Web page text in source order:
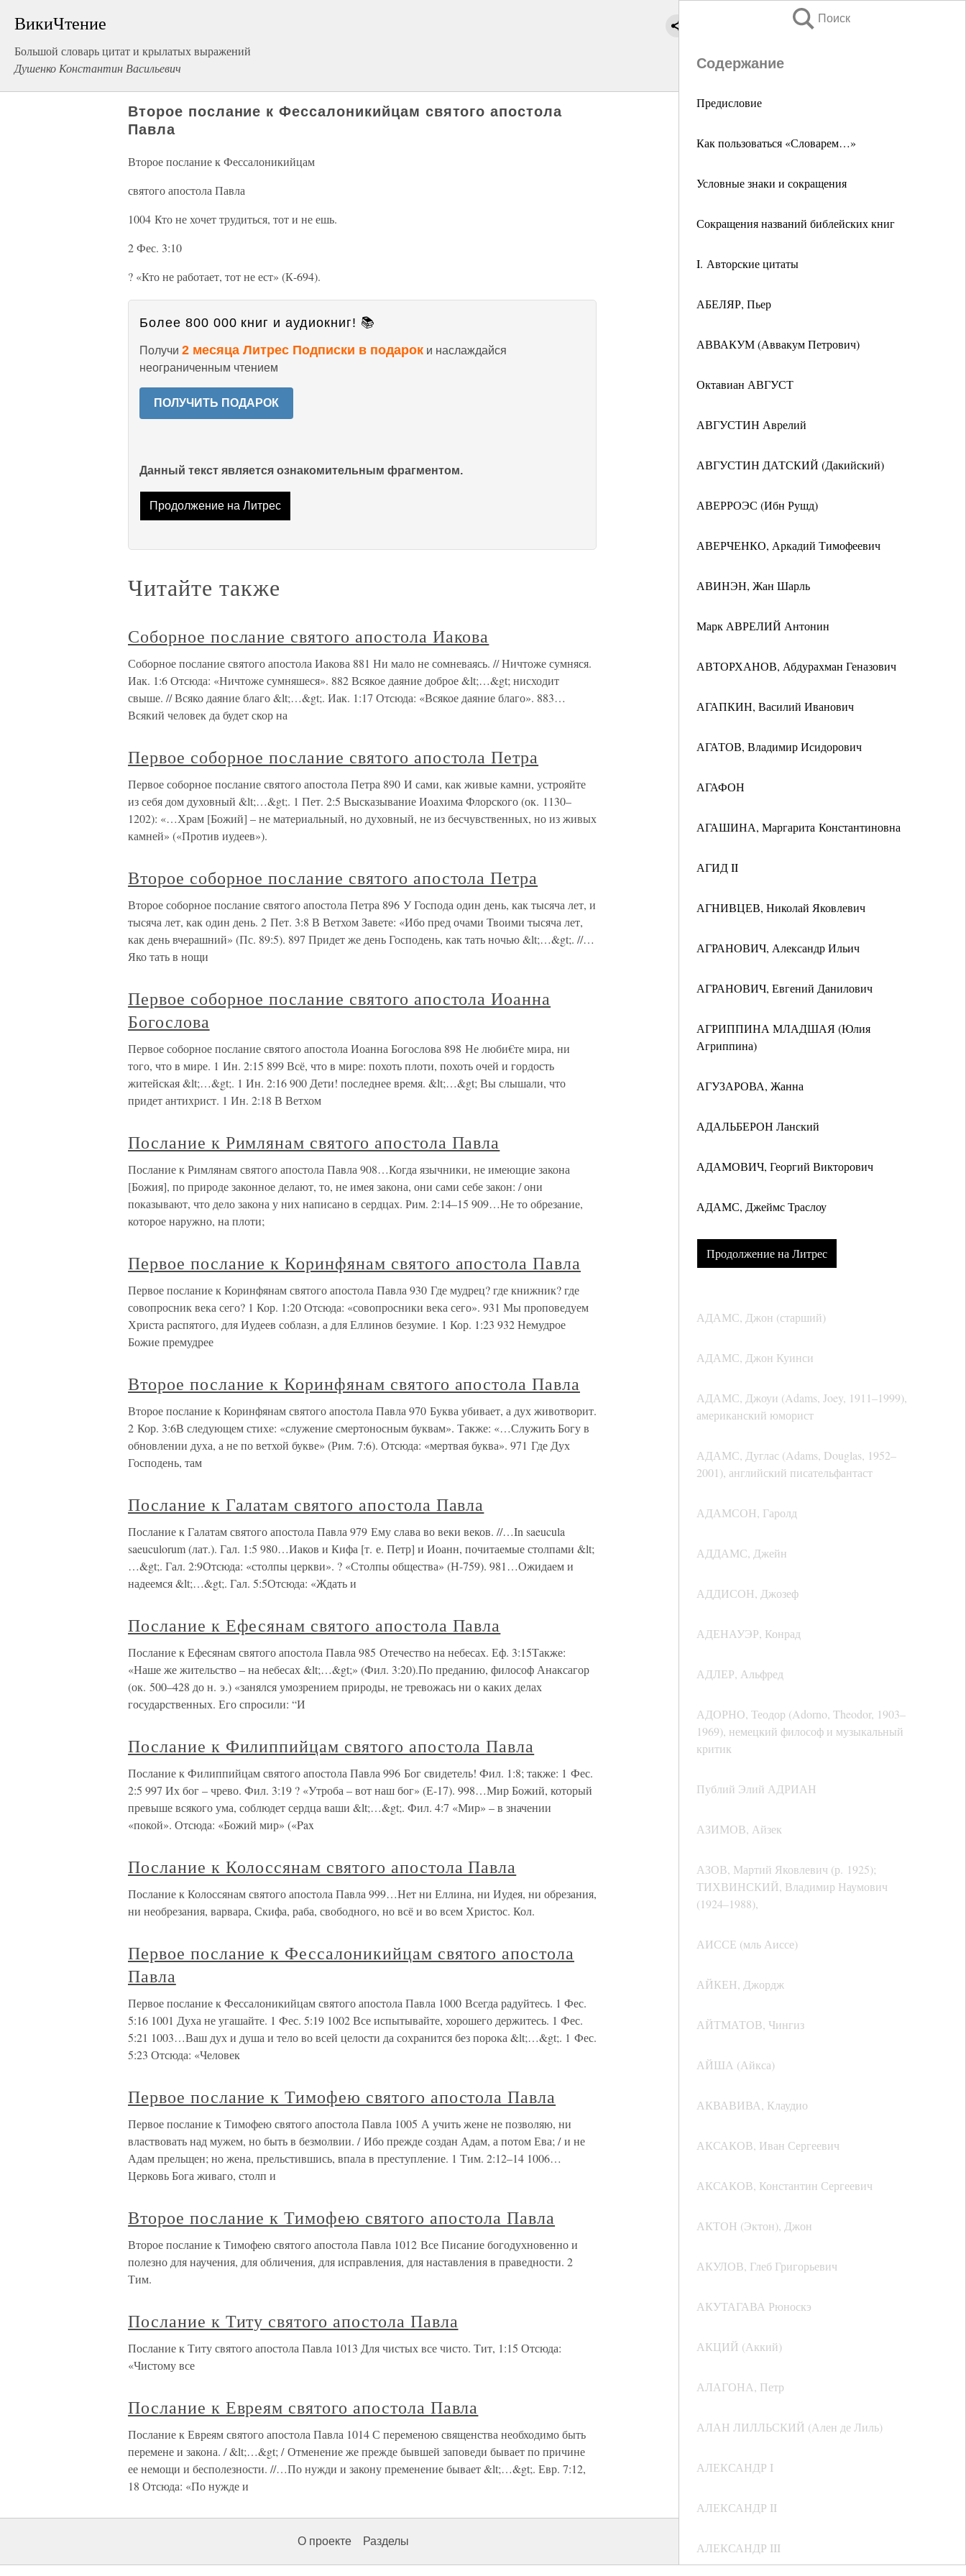
ВикиЧтение
Большой словарь цитат и крылатых выражений
Душенко Константин Васильевич
Поиск
Содержание
Предисловие
Как пользоваться «Словарем…»
Условные знаки и сокращения
Сокращения названий библейских книг
I. Авторские цитаты
АБЕЛЯР, Пьер
АВВАКУМ (Аввакум Петрович)
Октавиан АВГУСТ
АВГУСТИН Аврелий
АВГУСТИН ДАТСКИЙ (Дакийский)
АВЕРРОЭС (Ибн Рушд)
АВЕРЧЕНКО, Аркадий Тимофеевич
АВИНЭН, Жан Шарль
Марк АВРЕЛИЙ Антонин
АВТОРХАНОВ, Абдурахман Геназович
АГАПКИН, Василий Иванович
АГАТОВ, Владимир Исидорович
АГАФОН
АГАШИНА, Маргарита Константиновна
АГИД II
АГНИВЦЕВ, Николай Яковлевич
АГРАНОВИЧ, Александр Ильич
АГРАНОВИЧ, Евгений Данилович
АГРИППИНА МЛАДШАЯ (Юлия
Агриппина)
АГУЗАРОВА, Жанна
АДАЛЬБЕРОН Ланский
АДАМОВИЧ, Георгий Викторович
АДАМС, Джеймс Траслоу
Продолжение на Литрес
АДАМС, Джон (старший)
АДАМС, Джон Куинси
АДАМС, Джоуи (Adams, Joey, 1911–1999),
американский юморист
АДАМС, Дуглас (Adams, Douglas, 1952–
2001), английский писательфантаст
АДАМСОН, Гаролд
АДДАМС, Джейн
АДДИСОН, Джозеф
АДЕНАУЭР, Конрад
АДЛЕР, Альфред
АДОРНО, Теодор (Adorno, Theodor, 1903–
1969), немецкий философ и музыкальный
критик
Публий Элий АДРИАН
АЗИМОВ, Айзек
АЗОВ, Мартий Яковлевич (р. 1925);
ТИХВИНСКИЙ, Владимир Наумович
(1924–1988),
АИССЕ (мль Аиссе)
АЙКЕН, Джордж
АЙТМАТОВ, Чингиз
АЙША (Айкса)
АКВАВИВА, Клаудио
АКСАКОВ, Иван Сергеевич
АКСАКОВ, Константин Сергеевич
АКТОН (Эктон), Джон
АКУЛОВ, Глеб Григорьевич
АКУТАГАВА Рюноскэ
АКЦИЙ (Аккий)
АЛАГОНА, Петр
АЛАН ЛИЛЛЬСКИЙ (Ален де Лиль)
АЛЕКСАНДР I
АЛЕКСАНДР II
АЛЕКСАНДР III
Второе послание к Фессалоникийцам святого апостола
Павла
Второе послание к Фессалоникийцам
святого апостола Павла
1004 Кто не хочет трудиться, тот и не ешь.
2 Фес. 3:10
? «Кто не работает, тот не ест» (К-694).
Более 800 000 книг и аудиокниг! 📚
Получи 2 месяца Литрес Подписки в подарок и наслаждайся
неограниченным чтением
ПОЛУЧИТЬ ПОДАРОК
Данный текст является ознакомительным фрагментом.
Продолжение на Литрес
Читайте также
Соборное послание святого апостола Иакова
Соборное послание святого апостола Иакова 881 Ни мало не сомневаясь. // Ничтоже сумняся.
Иак. 1:6 Отсюда: «Ничтоже сумняшеся». 882 Всякое даяние доброе &lt;…&gt; нисходит
свыше. // Всяко даяние благо &lt;…&gt;. Иак. 1:17 Отсюда: «Всякое даяние благо». 883…
Всякий человек да будет скор на
Первое соборное послание святого апостола Петра
Первое соборное послание святого апостола Петра 890 И сами, как живые камни, устрояйте
из себя дом духовный &lt;…&gt;. 1 Пет. 2:5 Высказывание Иоахима Флорского (ок. 1130–
1202): «…Храм [Божий] – не материальный, но духовный, не из бесчувственных, но из живых
камней» («Против иудеев»).
Второе соборное послание святого апостола Петра
Второе соборное послание святого апостола Петра 896 У Господа один день, как тысяча лет, и
тысяча лет, как один день. 2 Пет. 3:8 В Ветхом Завете: «Ибо пред очами Твоими тысяча лет,
как день вчерашний» (Пс. 89:5). 897 Придет же день Господень, как тать ночью &lt;…&gt;. //…
Яко тать в нощи
Первое соборное послание святого апостола Иоанна
Богослова
Первое соборное послание святого апостола Иоанна Богослова 898 Не люби€те мира, ни
того, что в мире. 1 Ин. 2:15 899 Всё, что в мире: похоть плоти, похоть очей и гордость
житейская &lt;…&gt;. 1 Ин. 2:16 900 Дети! последнее время. &lt;…&gt; Вы слышали, что
придет антихрист. 1 Ин. 2:18 В Ветхом
Послание к Римлянам святого апостола Павла
Послание к Римлянам святого апостола Павла 908…Когда язычники, не имеющие закона
[Божия], по природе законное делают, то, не имея закона, они сами себе закон: / они
показывают, что дело закона у них написано в сердцах. Рим. 2:14–15 909…Не то обрезание,
которое наружно, на плоти;
Первое послание к Коринфянам святого апостола Павла
Первое послание к Коринфянам святого апостола Павла 930 Где мудрец? где книжник? где
совопросник века сего? 1 Кор. 1:20 Отсюда: «совопросники века сего». 931 Мы проповедуем
Христа распятого, для Иудеев соблазн, а для Еллинов безумие. 1 Кор. 1:23 932 Немудрое
Божие премудрее
Второе послание к Коринфянам святого апостола Павла
Второе послание к Коринфянам святого апостола Павла 970 Буква убивает, а дух животворит.
2 Кор. 3:6В следующем стихе: «служение смертоносным буквам». Также: «…Служить Богу в
обновлении духа, а не по ветхой букве» (Рим. 7:6). Отсюда: «мертвая буква». 971 Где Дух
Господень, там
Послание к Галатам святого апостола Павла
Послание к Галатам святого апостола Павла 979 Ему слава во веки веков. //…In saeucula
saeuculorum (лат.). Гал. 1:5 980…Иаков и Кифа [т. е. Петр] и Иоанн, почитаемые столпами &lt;
…&gt;. Гал. 2:9Отсюда: «столпы церкви». ? «Столпы общества» (Н-759). 981…Ожидаем и
надеемся &lt;…&gt;. Гал. 5:5Отсюда: «Ждать и
Послание к Ефесянам святого апостола Павла
Послание к Ефесянам святого апостола Павла 985 Отечество на небесах. Еф. 3:15Также:
«Наше же жительство – на небесах &lt;…&gt;» (Фил. 3:20).По преданию, философ Анаксагор
(ок. 500–428 до н. э.) «занялся умозрением природы, не тревожась ни о каких делах
государственных. Его спросили: “И
Послание к Филиппийцам святого апостола Павла
Послание к Филиппийцам святого апостола Павла 996 Бог свидетель! Фил. 1:8; также: 1 Фес.
2:5 997 Их бог – чрево. Фил. 3:19 ? «Утроба – вот наш бог» (Е-17). 998…Мир Божий, который
превыше всякого ума, соблюдет сердца ваши &lt;…&gt;. Фил. 4:7 «Мир» – в значении
«покой». Отсюда: «Божий мир» («Pax
Послание к Колоссянам святого апостола Павла
Послание к Колоссянам святого апостола Павла 999…Нет ни Еллина, ни Иудея, ни обрезания,
ни необрезания, варвара, Скифа, раба, свободного, но всё и во всем Христос. Кол.
Первое послание к Фессалоникийцам святого апостола
Павла
Первое послание к Фессалоникийцам святого апостола Павла 1000 Всегда радуйтесь. 1 Фес.
5:16 1001 Духа не угашайте. 1 Фес. 5:19 1002 Все испытывайте, хорошего держитесь. 1 Фес.
5:21 1003…Ваш дух и душа и тело во всей целости да сохранится без порока &lt;…&gt;. 1 Фес.
5:23 Отсюда: «Человек
Первое послание к Тимофею святого апостола Павла
Первое послание к Тимофею святого апостола Павла 1005 А учить жене не позволяю, ни
властвовать над мужем, но быть в безмолвии. / Ибо прежде создан Адам, а потом Ева; / и не
Адам прельщен; но жена, прельстившись, впала в преступление. 1 Тим. 2:12–14 1006…
Церковь Бога живаго, столп и
Второе послание к Тимофею святого апостола Павла
Второе послание к Тимофею святого апостола Павла 1012 Все Писание богодухновенно и
полезно для научения, для обличения, для исправления, для наставления в праведности. 2
Тим.
Послание к Титу святого апостола Павла
Послание к Титу святого апостола Павла 1013 Для чистых все чисто. Тит, 1:15 Отсюда:
«Чистому все
Послание к Евреям святого апостола Павла
Послание к Евреям святого апостола Павла 1014 С переменою священства необходимо быть
перемене и закона. / &lt;…&gt; / Отменение же прежде бывшей заповеди бывает по причине
ее немощи и бесполезности. //…По нужди и закону пременение бывает &lt;…&gt;. Евр. 7:12,
18 Отсюда: «По нужде и
О проекте Разделы